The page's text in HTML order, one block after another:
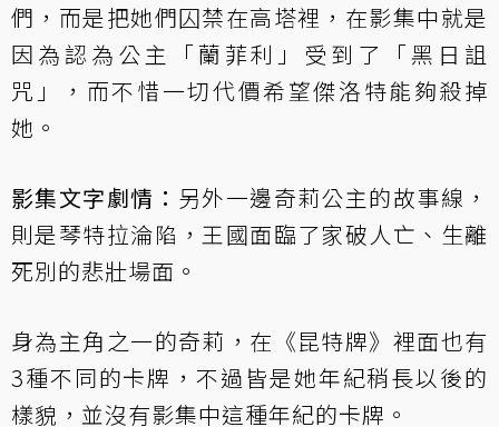
們，而是把她們囚禁在高塔裡，在影集中就是
因為認為公主「蘭菲利」受到了「黑日詛
咒」，而不惜一切代價希望傑洛特能夠殺掉
她。
影集文字劇情： 另外一邊奇莉公主的故事線，
則是琴特拉淪陷，王國面臨了家破人亡、生離
死別的悲壯場面。
身為主角之一的奇莉，在《昆特牌》裡面也有
3種不同的卡牌，不過皆是她年紀稍長以後的
樣貌，並沒有影集中這種年紀的卡牌。